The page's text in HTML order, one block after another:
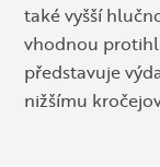
také vyšší
vhodnou
představuje
nižšímu